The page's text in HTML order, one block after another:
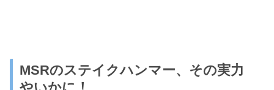
MSRのステイクハンマー、その実力